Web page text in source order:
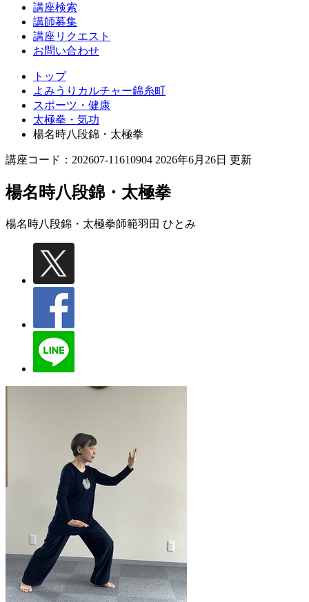
講座検索
講師募集
講座リクエスト
お問い合わせ
トップ
よみうりカルチャー錦糸町
スポーツ・健康
太極拳・気功
楊名時八段錦・太極拳
講座コード：202607-11610904 2026年6月26日 更新
楊名時八段錦・太極拳
楊名時八段錦・太極拳師範羽田 ひとみ